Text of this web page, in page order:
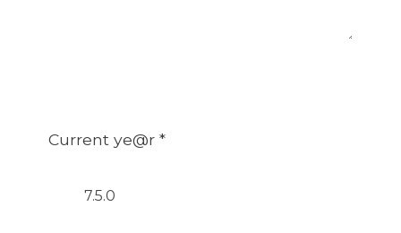
Current ye@r *